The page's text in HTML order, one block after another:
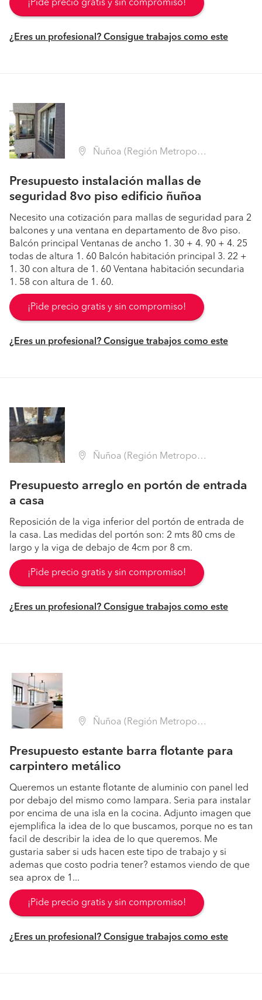
¡Pide precio gratis y sin compromiso!
¿Eres un profesional? Consigue trabajos como este
Ñuñoa (Región Metropolitana - Santiago)
Presupuesto instalación mallas de
seguridad 8vo piso edificio ñuñoa
Necesito una cotización para mallas de seguridad para 2
balcones y una ventana en departamento de 8vo piso.
Balcón principal Ventanas de ancho 1. 30 + 4. 90 + 4. 25
todas de altura 1. 60 Balcón habitación principal 3. 22 +
1. 30 con altura de 1. 60 Ventana habitación secundaria
1. 58 con altura de 1. 60.
¡Pide precio gratis y sin compromiso!
¿Eres un profesional? Consigue trabajos como este
Ñuñoa (Región Metropolitana - Santiago)
Presupuesto arreglo en portón de entrada
a casa
Reposición de la viga inferior del portón de entrada de
la casa. Las medidas del portón son: 2 mts 80 cms de
largo y la viga de debajo de 4cm por 8 cm.
¡Pide precio gratis y sin compromiso!
¿Eres un profesional? Consigue trabajos como este
Ñuñoa (Región Metropolitana - Santiago)
Presupuesto estante barra flotante para
carpintero metálico
Queremos un estante flotante de aluminio con panel led
por debajo del mismo como lampara. Seria para instalar
por encima de una isla en la cocina. Adjunto imagen que
ejemplifica la idea de lo que buscamos, porque no es tan
facil de describir la idea de lo que queremos. Me
gustaria saber si uds hacen este tipo de trabajo y si
ademas que costo podria tener? estamos viendo de que
sea aprox de 1...
¡Pide precio gratis y sin compromiso!
¿Eres un profesional? Consigue trabajos como este